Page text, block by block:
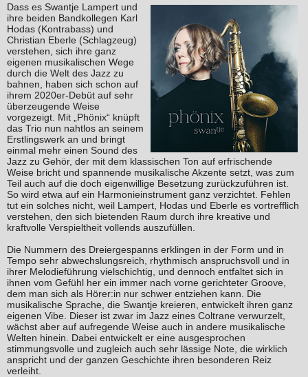
Dass es Swantje Lampert und
ihre beiden Bandkollegen Karl
Hodas (Kontrabass) und
Christian Eberle (Schlagzeug)
verstehen, sich ihre ganz
eigenen musikalischen Wege
durch die Welt des Jazz zu
bahnen, haben sich schon auf
ihrem 2020er-Debüt auf sehr
überzeugende Weise
vorgezeigt. Mit „Phönix“ knüpft
das Trio nun nahtlos an seinem
Erstlingswerk an und bringt
einmal mehr einen Sound des
Jazz zu Gehör, der mit dem klassischen Ton auf erfrischende
Weise bricht und spannende musikalische Akzente setzt, was zum
Teil auch auf die doch eigenwillige Besetzung zurückzuführen ist.
So wird etwa auf ein Harmonieinstrument ganz verzichtet. Fehlen
tut ein solches nicht, weil Lampert, Hodas und Eberle es vortrefflich
verstehen, den sich bietenden Raum durch ihre kreative und
kraftvolle Verspieltheit vollends auszufüllen.
Die Nummern des Dreiergespanns erklingen in der Form und in
Tempo sehr abwechslungsreich, rhythmisch anspruchsvoll und in
ihrer Melodieführung vielschichtig, und dennoch entfaltet sich in
ihnen vom Gefühl her ein immer nach vorne gerichteter Groove,
dem man sich als Hörer:in nur schwer entziehen kann. Die
musikalische Sprache, die Swantje kreieren, entwickelt ihren ganz
eigenen Vibe. Dieser ist zwar im Jazz eines Coltrane verwurzelt,
wächst aber auf aufregende Weise auch in andere musikalische
Welten hinein. Dabei entwickelt er eine ausgesprochen
stimmungsvolle und zugleich auch sehr lässige Note, die wirklich
anspricht und der ganzen Geschichte ihren besonderen Reiz
verleiht.